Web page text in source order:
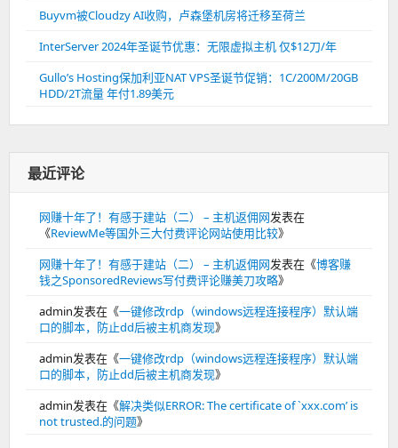
Buyvm被Cloudzy AI收购，卢森堡机房将迁移至荷兰
InterServer 2024年圣诞节优惠：无限虚拟主机 仅$12刀/年
Gullo’s Hosting保加利亚NAT VPS圣诞节促销：1C/200M/20GB
HDD/2T流量 年付1.89美元
最近评论
网赚十年了！有感于建站（二） – 主机返佣网发表在
《ReviewMe等国外三大付费评论网站使用比较》
网赚十年了！有感于建站（二） – 主机返佣网发表在《博客赚
钱之SponsoredReviews写付费评论赚美刀攻略》
admin发表在《一键修改rdp（windows远程连接程序）默认端
口的脚本，防止dd后被主机商发现》
admin发表在《一键修改rdp（windows远程连接程序）默认端
口的脚本，防止dd后被主机商发现》
admin发表在《解决类似ERROR: The certificate of `xxx.com’ is
not trusted.的问题》